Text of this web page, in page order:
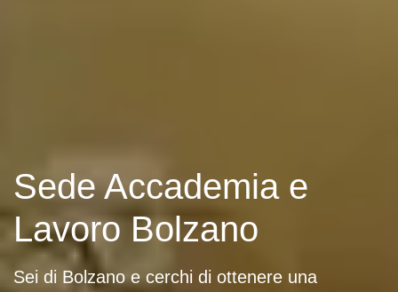
Sede Accademia e
Lavoro Bolzano
Sei di Bolzano e cerchi di ottenere una